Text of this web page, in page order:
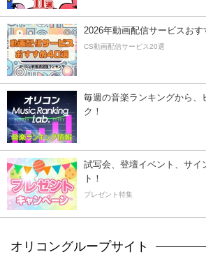
2026年動画配信サービスおす
CS動画配信サービス20選
毎週の音楽ランキングから、
ク！
試写会、登壇イベント、サイ
ト！
プレゼント特集
オリコングループサイト